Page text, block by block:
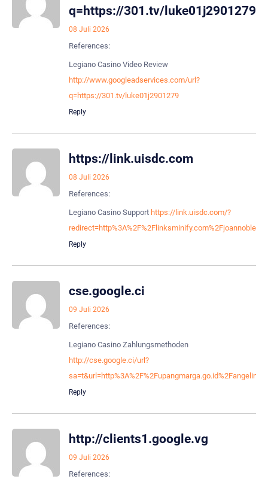
q=https://301.tv/luke01j2901279
08 Juli 2026
References:
Legiano Casino Video Review
http://www.googleadservices.com/url?
q=https://301.tv/luke01j2901279
Reply
https://link.uisdc.com
08 Juli 2026
References:
Legiano Casino Support https://link.uisdc.com/?
Reply
cse.google.ci
09 Juli 2026
References:
Legiano Casino Zahlungsmethoden
http://cse.google.ci/url?
Reply
http://clients1.google.vg
09 Juli 2026
References: